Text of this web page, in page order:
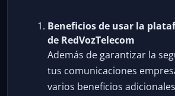
Beneficios de usar la
de RedVozTelecom
Además de garantizar la
tus comunicaciones
varios beneficios